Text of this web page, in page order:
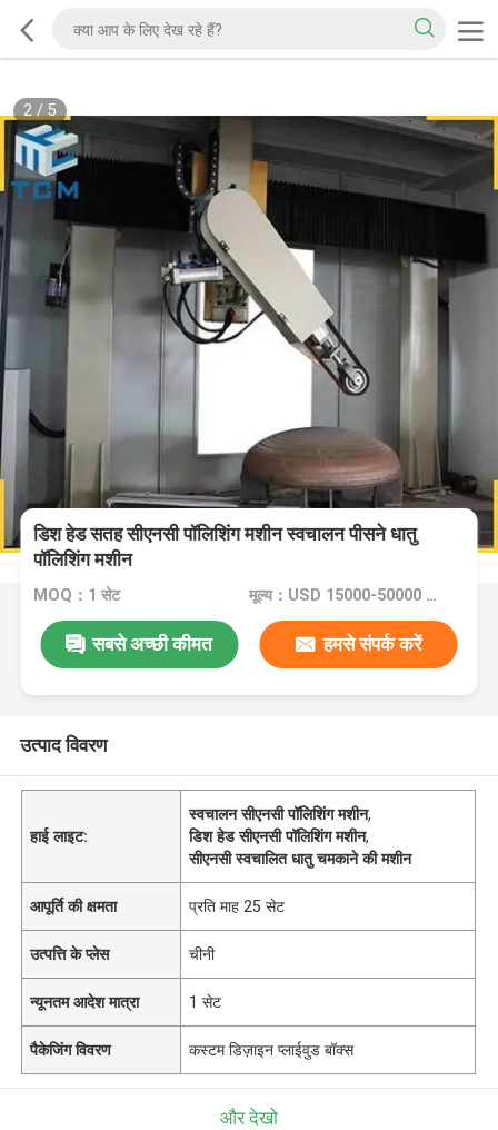
2/ 5
डिश हेड सतह सीएनसी पॉलिशिंग मशीन स्वचालन पीसने धातु
पॉलिशिंग मशीन
MOQ：1 सेट मूल्य：USD 15000-50000 Dollar per set
सबसे अच्छी कीमत हमसे संपर्क करें
उत्पाद विवरण
हाई लाइट:
स्वचालन सीएनसी पॉलिशिंग मशीन,
डिश हेड सीएनसी पॉलिशिंग मशीन,
सीएनसी स्वचालित धातु चमकाने की मशीन
आपूर्ति की क्षमता प्रति माह 25 सेट
उत्पत्ति के प्लेस चीनी
न्यूनतम आदेश मात्रा 1 सेट
पैकेजिंग विवरण कस्टम डिज़ाइन प्लाईवुड बॉक्स
और देखो